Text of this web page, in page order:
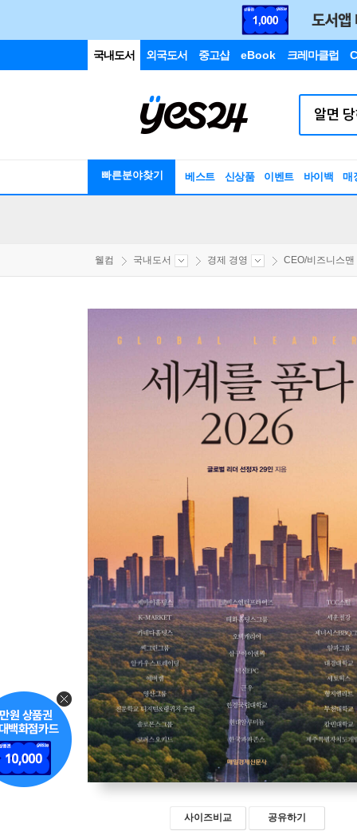
국내도서 외국도서 중고샵 eBook 크레마클럽
빠른분야찾기 베스트 신상품 이벤트 바이백 매
웰컴 국내도서 경제 경영 CEO/비즈니스맨
사이즈비교 공유하기